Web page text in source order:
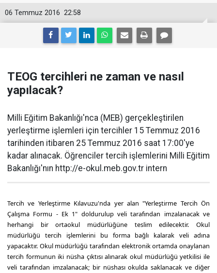
22:58
06 Temmuz 2016
TEOG tercihleri ne zaman ve nasıl
yapılacak?
Milli Eğitim Bakanlığı'nca (MEB) gerçekleştirilen
yerleştirme işlemleri için tercihler 15 Temmuz 2016
tarihinden itibaren 25 Temmuz 2016 saat 17:00'ye
kadar alınacak. Öğrenciler tercih işlemlerini Milli Eğitim
Bakanlığı'nın http://e-okul.meb.gov.tr intern
Tercih ve Yerleştirme Kılavuzu'nda yer alan "Yerleştirme Tercih Ön
Çalışma Formu - Ek 1" doldurulup veli tarafından imzalanacak ve
herhangi bir ortaokul müdürlüğüne teslim edilecektir. Okul
müdürlüğü tercih işlemlerini bu forma bağlı kalarak veli adına
yapacaktır. Okul müdürlüğü tarafından elektronik ortamda onaylanan
tercih formunun iki nüsha çıktısı alınarak okul müdürlüğü yetkilisi ile
veli tarafından imzalanacak; bir nüshası okulda saklanacak ve diğer